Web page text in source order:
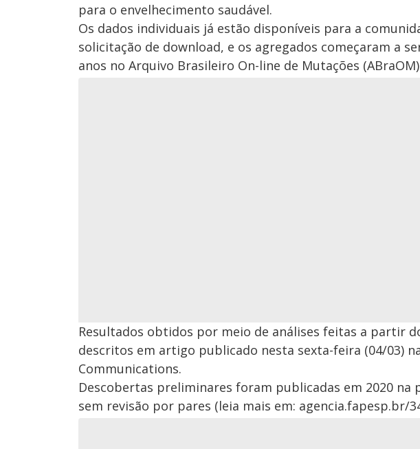
para o envelhecimento saudável.
Os dados individuais já estão disponíveis para a
solicitação de download, e os agregados começaram a
anos no Arquivo Brasileiro On-line de Mutações
Resultados obtidos por meio de análises feitas a partir
descritos em artigo publicado nesta sexta-feira (04/03)
Communications.
Descobertas preliminares foram publicadas em 2020
sem revisão por pares (leia mais em: agencia.fapesp.br/